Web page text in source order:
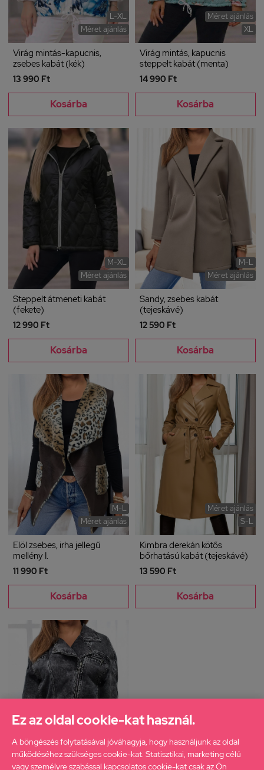
Ez az oldal cookie-kat használ.
A böngészés folytatásával jóváhagyja, hogy használjunk az oldal
működéséhez szükséges cookie-kat. Statisztikai, marketing célú
vagy személyre szabással kapcsolatos cookie-kat csak az Ön
L-XL
Méret ajánlás
Virág mintás-kapucnis,
zsebes kabát (kék)
13 990 Ft
Kosárba
Méret ajánlás
XL
Virág mintás, kapucnis
steppelt kabát (menta)
14 990 Ft
Kosárba
M-XL
Méret ajánlás
Steppelt átmeneti kabát
(fekete)
12 990 Ft
Kosárba
M-L
Méret ajánlás
Sandy, zsebes kabát
(tejeskávé)
12 590 Ft
Kosárba
M-L
Méret ajánlás
Elöl zsebes, irha jellegű
mellény I.
11 990 Ft
Kosárba
Méret ajánlás
S-L
Kimbra derekán kötős
bőrhatású kabát (tejeskávé)
13 590 Ft
Kosárba